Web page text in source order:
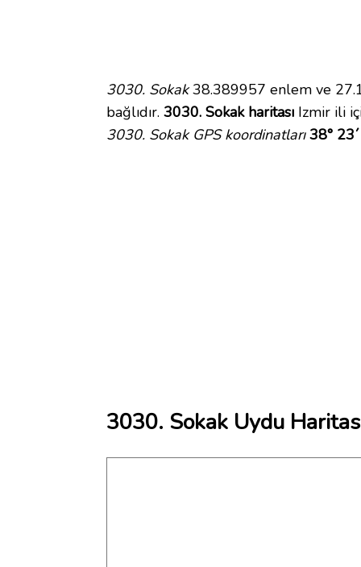
3030. Sokak38.389957 enlem ve
bağlıdır. 3030. Sokak haritası Izmir ili
3030. Sokak GPS koordinatları 38°
3030. Sokak Uydu